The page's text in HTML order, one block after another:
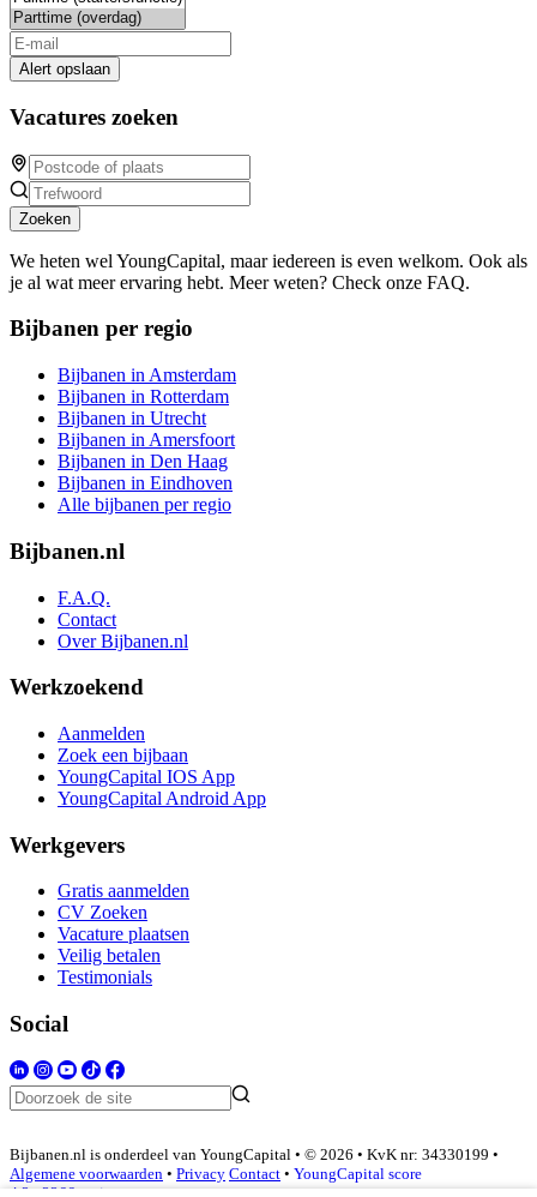
Alert opslaan
Vacatures zoeken
Zoeken
We heten wel YoungCapital, maar iedereen is even welkom. Ook als
je al wat meer ervaring hebt. Meer weten? Check onze FAQ.
Bijbanen per regio
Bijbanen in Amsterdam
Bijbanen in Rotterdam
Bijbanen in Utrecht
Bijbanen in Amersfoort
Bijbanen in Den Haag
Bijbanen in Eindhoven
Alle bijbanen per regio
Bijbanen.nl
F.A.Q.
Contact
Over Bijbanen.nl
Werkzoekend
Aanmelden
Zoek een bijbaan
YoungCapital IOS App
YoungCapital Android App
Werkgevers
Gratis aanmelden
CV Zoeken
Vacature plaatsen
Veilig betalen
Testimonials
Social
Bijbanen.nl is onderdeel van YoungCapital • © 2026 • KvK nr: 34330199 •
Algemene voorwaarden • Privacy Contact • YoungCapital score
4.3 - 3366 reviews